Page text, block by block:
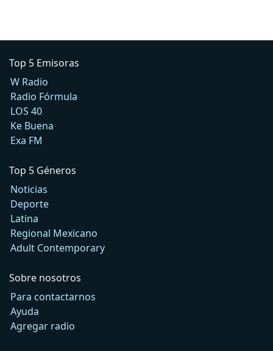
Top 5 Emisoras
W Radio
Radio Fórmula
LOS 40
Ke Buena
Exa FM
Top 5 Géneros
Noticias
Deporte
Latina
Regional Mexicano
Adult Contemporary
Sobre nosotros
Para contactarnos
Ayuda
Agregar radio